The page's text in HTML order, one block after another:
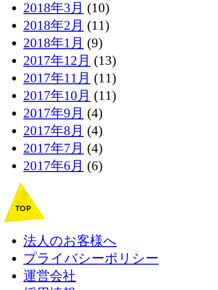
2018年3月 (10)
2018年2月 (11)
2018年1月 (9)
2017年12月 (13)
2017年11月 (11)
2017年10月 (11)
2017年9月 (4)
2017年8月 (4)
2017年7月 (4)
2017年6月 (6)
法人のお客様へ
プライバシーポリシー
運営会社